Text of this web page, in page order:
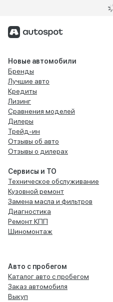
Новые автомобили
Бренды
Лучшие авто
Кредиты
Лизинг
Сравнения моделей
Дилеры
Трейд-ин
Отзывы об авто
Отзывы о дилерах
Сервисы и ТО
Техническое обслуживание
Кузовной ремонт
Замена масла и фильтров
Диагностика
Ремонт КПП
Шиномонтаж
Авто с пробегом
Каталог авто с пробегом
Заказ автомобиля
Выкуп